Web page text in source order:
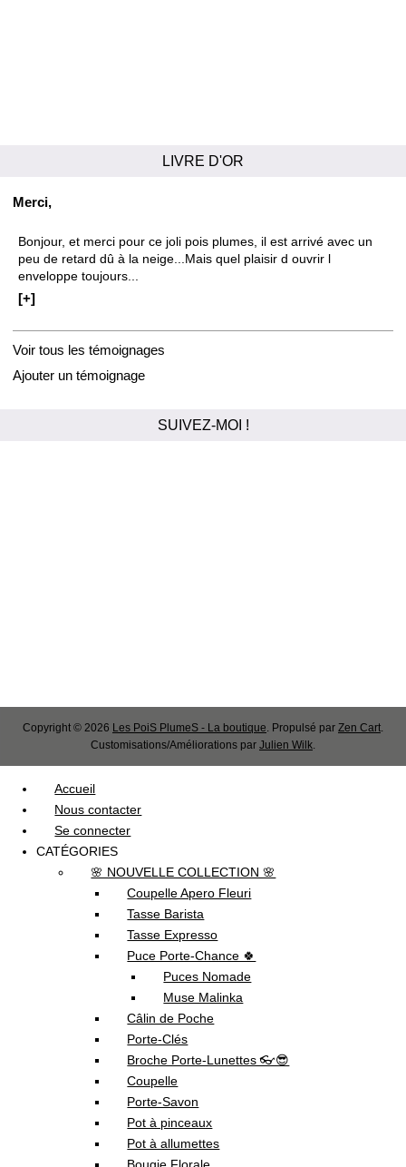
LIVRE D'OR
Merci,
Bonjour, et merci pour ce joli pois plumes, il est arrivé avec un
peu de retard dû à la neige...Mais quel plaisir d ouvrir l
enveloppe toujours...
[+]
Voir tous les témoignages
Ajouter un témoignage
SUIVEZ-MOI !
Copyright © 2026 Les PoiS PlumeS - La boutique . Propulsé par Zen Cart
Customisations/Améliorations par Julien Wilk
Accueil
Nous contacter
Se connecter
CATÉGORIES
🌸 NOUVELLE COLLECTION 🌸
Coupelle Apero Fleuri
Tasse Barista
Tasse Expresso
Puce Porte-Chance 🍀
Puces Nomade
Muse Malinka
Câlin de Poche
Porte-Clés
Broche Porte-Lunettes 👓😎
Coupelle
Porte-Savon
Pot à pinceaux
Pot à allumettes